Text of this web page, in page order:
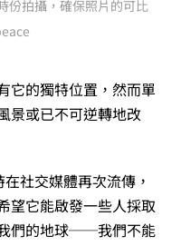
份拍攝，確保照片的可比
它的獨特位置，然而單
景或已不可逆轉地改
社交媒體再次流傳，
望它能啟發一些人採取
們的地球──我們不能